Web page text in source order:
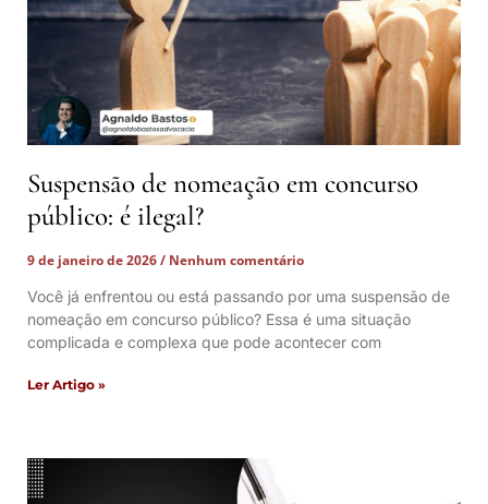
Suspensão de nomeação em concurso
público: é ilegal?
9 de janeiro de 2026
Nenhum comentário
Você já enfrentou ou está passando por uma suspensão de
nomeação em concurso público? Essa é uma situação
complicada e complexa que pode acontecer com
Ler Artigo »